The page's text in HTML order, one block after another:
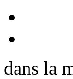
dans la